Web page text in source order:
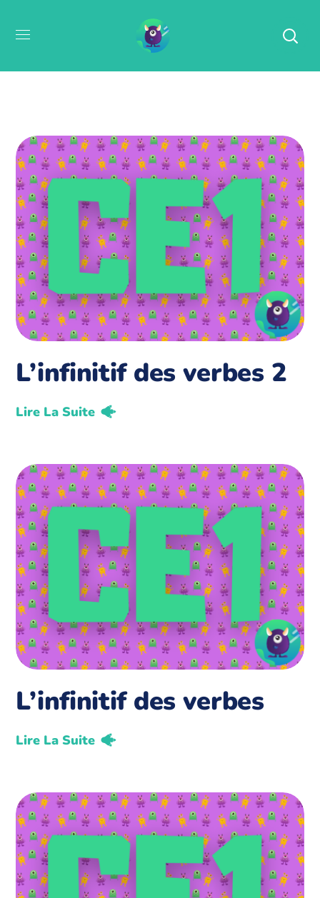
L’infinitif des verbes 2
Lire La Suite
L’infinitif des verbes
Lire La Suite